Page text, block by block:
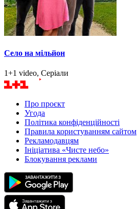
Село на мільйон
1+1 video, Серіали
Про проєкт
Угода
Політика конфіденційності
Правила користуванням сайтом
Рекламодавцям
Ініціатива «Чисте небо»
Блокування реклами